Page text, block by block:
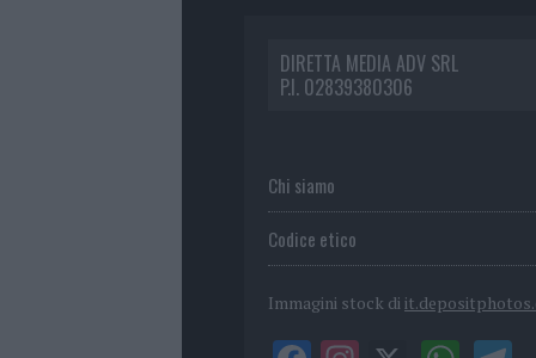
DIRETTA MEDIA ADV SRL
P.I. 02839380306
Chi siamo
Codice etico
Immagini stock di